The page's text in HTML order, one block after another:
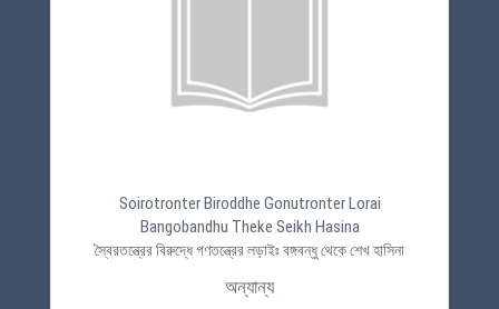
Soirotronter Biroddhe Gonutronter Lorai
Bangobandhu Theke Seikh Hasina
স্বৈরতন্ত্রের বিরুদ্ধে গণতন্ত্রের লড়াইঃ বঙ্গবন্ধু থেকে শেখ হাসিনা
অন্যান্য